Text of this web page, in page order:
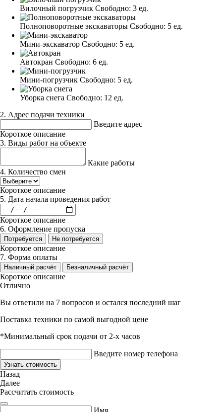
Вилочный погрузчик Свободно: 3 ед.
Полноповоротные экскаваторы Свободно: 5 ед.
Мини-экскаватор Свободно: 5 ед.
Автокран Свободно: 6 ед.
Мини-погрузчик Свободно: 5 ед.
Уборка снега Свободно: 12 ед.
2. Адрес подачи техники
Введите адрес
Короткое описание
3. Виды работ на объекте
Какие работы
4. Количество смен
Короткое описание
5. Дата начала проведения работ
Короткое описание
6. Оформление пропуска
Потребуется Не потребуется
Короткое описание
7. Форма оплаты
Наличный расчёт Безналичный расчёт
Короткое описание
Отлично
Вы ответили на 7 вопросов и остался последний шаг
Поставка техники по самой выгодной цене
*Минимальный срок подачи от 2-х часов
Введите номер телефона
Узнать стоимость
Назад
Далее
Рассчитать стоимость
Имя